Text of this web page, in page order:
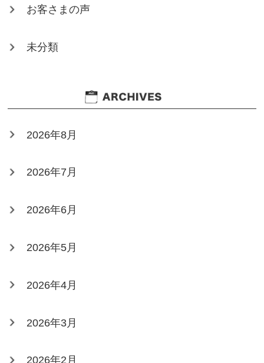
お客さまの声
未分類
2026年8月
2026年7月
2026年6月
2026年5月
2026年4月
2026年3月
2026年2月